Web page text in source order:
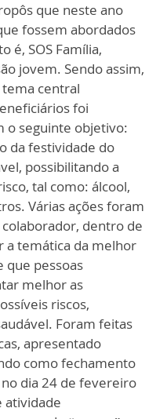
que neste ano
fossem abordados
é, SOS Família,
jovem. Sendo assim,
central
foi
o seguinte objetivo:
da festividade do
possibilitando a
tal como: álcool,
Várias ações foram
dentro de
a temática da melhor
que pessoas
melhor as
riscos,
Foram feitas
apresentado
como fechamento
dia 24 de fevereiro
atividade